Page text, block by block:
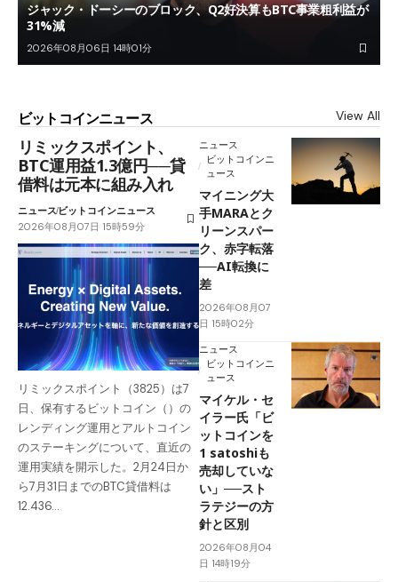
ジャック・ドーシーのブロック、Q2好決算もBTC事業粗利益が
31%減
2026年08月06日 14時01分
ビットコインニュース View All
リミックスポイント、
BTC運用益1.3億円──貸
借料は元本に組み入れ
ニュースビットコインニュース
2026年08月07日 15時59分
リミックスポイント（3825）は7
日、保有するビットコイン（）の
レンディング運用とアルトコイン
のステーキングについて、直近の
運用実績を開示した。2月24日か
ら7月31日までのBTC貸借料は
12.436…
ニュース
ビットコインニ
ュース
マイニング大
手MARAとク
リーンスパー
ク、赤字転落
──AI転換に
差
2026年08月07
日 15時02分
ニュース
ビットコインニ
ュース
マイケル・セ
イラー氏「ビ
ットコインを
1 satoshiも
売却していな
い」──スト
ラテジーの方
針と区別
2026年08月04
日 14時19分